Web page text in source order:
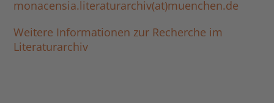
monacensia.literaturarchiv(at)muenchen.de
Weitere Informationen zur Recherche im
Literaturarchiv